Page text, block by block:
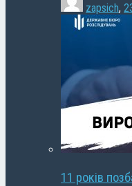
zapsich,
11 років